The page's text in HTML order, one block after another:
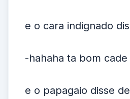
e o cara indignado
-hahaha ta bom
e o papagaio disse